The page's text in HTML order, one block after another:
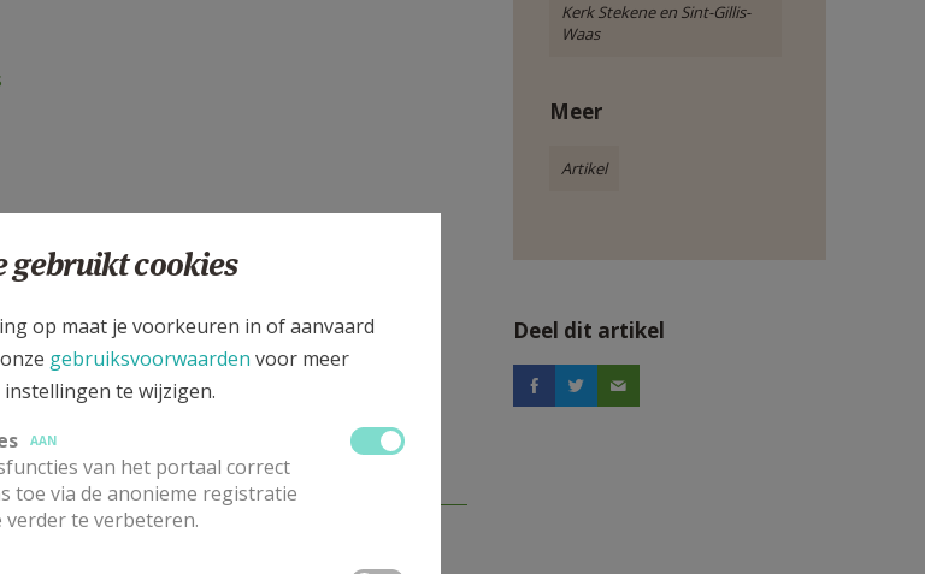
Kerk Stekene en Sint-Gillis-
Waas
Meer
Artikel
Deel dit artikel
gebruikt cookies
op maat je voorkeuren in of aanvaard
gebruiksvoorwaarden voor meer
te wijzigen.
AAN
van het portaal correct
toe via de anonieme registratie
verder te verbeteren.